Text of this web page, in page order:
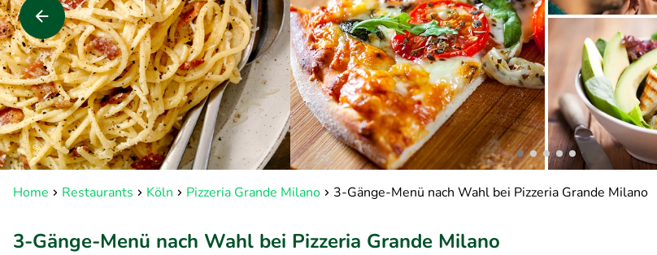
Home Restaurants Köln Pizzeria Grande Milano 3-Gänge-Menü nach Wahl bei Pizzeria Grande Milano
3-Gänge-Menü nach Wahl bei Pizzeria Grande Milano